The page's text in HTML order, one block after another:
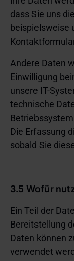
dass Sie uns
beispielsweise
Andere Daten
Einwilligung
unsere IT-
technische
Die Erfassung
sobald Sie
3.5 Wofür
Ein Teil der
Bereitstellung
Daten können
verwendet